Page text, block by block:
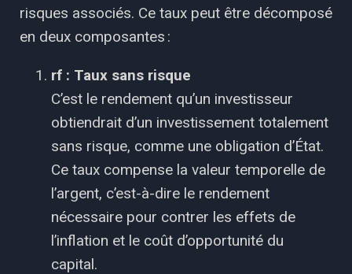
risques associés. Ce taux peut être décomposé
en deux composantes :
rf : Taux sans risque
C’est le rendement qu’un investisseur
obtiendrait d’un investissement totalement
sans risque, comme une obligation d’État.
Ce taux compense la valeur temporelle de
l’argent, c’est-à-dire le rendement
nécessaire pour contrer les effets de
l’inflation et le coût d’opportunité du
capital.